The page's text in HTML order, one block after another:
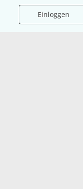
Einloggen
Für Unternehmen
Für Agenturen